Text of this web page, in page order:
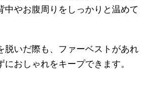
中やお腹周りをしっかりと温めて
脱いだ際も、ファーベストがあれ
におしゃれをキープできます。